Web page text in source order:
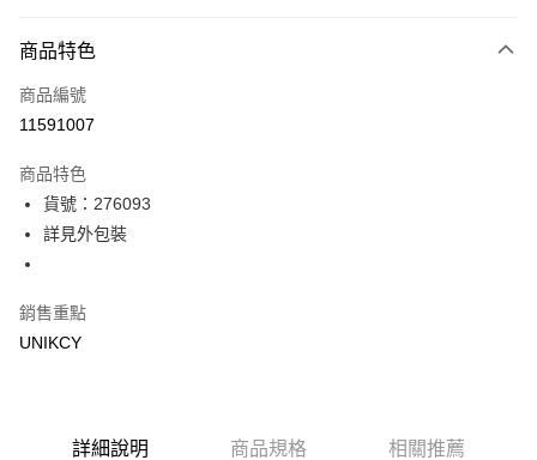
icash Pay
信用卡一次付款
LINE Pay
Apple Pay
商品特色
商品編號
11591007
商品特色
貨號：276093
詳見外包裝
銷售重點
UNIKCY
詳細說明 商品規格 相關推薦